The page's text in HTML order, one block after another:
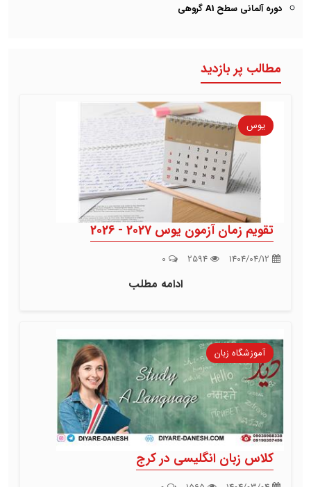
دوره آلمانی سطح A1 گروهی
مطالب پر بازدید
یوس
تقویم زمان آزمون یوس 2027 - 2026
ادامه مطلب
آموزشگاه زبان
کلاس زبان انگلیسی در کرج